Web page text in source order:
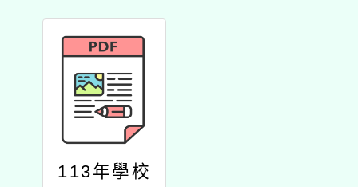
113年學校